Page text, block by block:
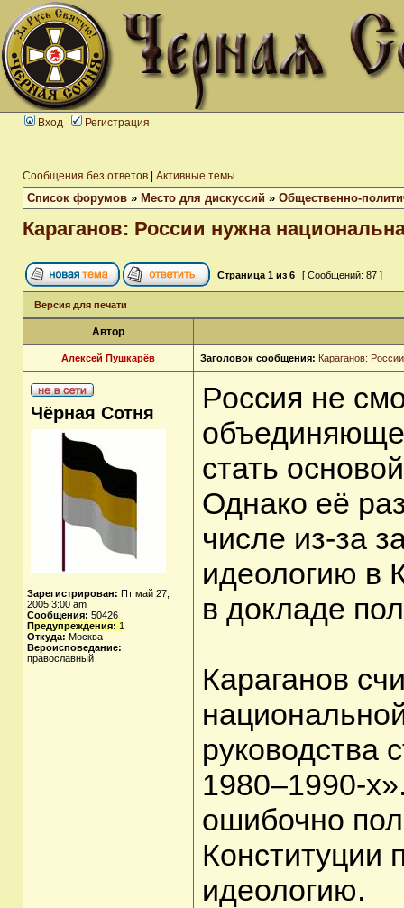
Вход Регистрация
Сообщения без ответов Активные темы
Список форумов » Место для дискуссий » Общественно-
Караганов: России нужна
Страница 1 из 6 [ Сообщений: 87 ]
Версия для печати
Автор
Алексей Пушкарёв Заголовок сообщения: Караганов:
Чёрная Сотня
Зарегистрирован: Пт май 27,
2005 3:00 am
Сообщения: 50426
Предупреждения: 1
Откуда: Москва
Вероисповедание:
православный
Россия не
стать
Однако её
числе из-за
идеологию в
в докладе
Караганов
руководства
1980–1990-
ошибочно
Конституции
идеологию.